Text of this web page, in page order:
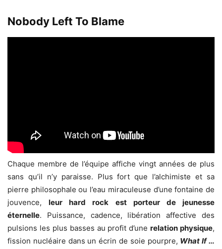
Nobody Left To Blame
Chaque membre de l’équipe affiche vingt années de plus
sans qu’il n’y paraisse. Plus fort que l’alchimiste et sa
pierre philosophale ou l’eau miraculeuse d’une fontaine de
jouvence,leur hard rock est porteur de jeunesse
éternelle. Puissance, cadence, libération affective des
pulsions les plus basses au profit d’unerelation physique,
fission nucléaire dans un écrin de soie pourpre, What If …